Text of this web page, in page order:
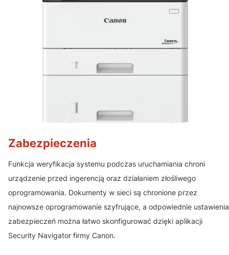
Zabezpieczenia
Funkcja weryfikacja systemu podczas uruchamiania chroni
urządzenie przed ingerencją oraz działaniem złośliwego
oprogramowania. Dokumenty w sieci są chronione przez
najnowsze oprogramowanie szyfrujące, a odpowiednie ustawienia
zabezpieczeń można łatwo skonfigurować dzięki aplikacji
Security Navigator firmy Canon.